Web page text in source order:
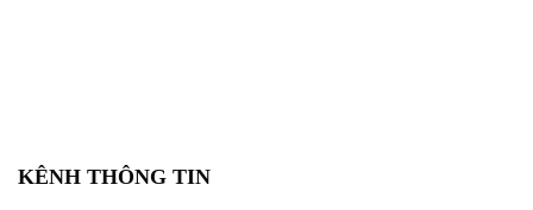
KÊNH THÔNG TIN